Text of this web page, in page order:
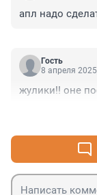
апл надо
Гость
8 апреля
жулики!! оне